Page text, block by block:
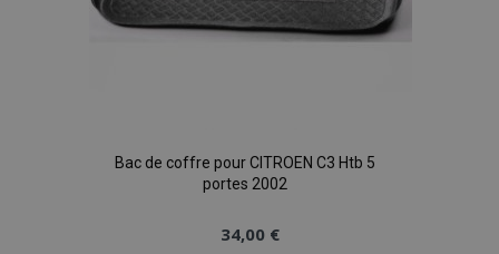
Bac de coffre pour CITROEN C3 Htb 5
portes 2002
34,00 €